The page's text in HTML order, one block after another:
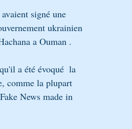
signé une
ukrainien
a Ouman .
a été évoqué  la
comme la plupart
News made in